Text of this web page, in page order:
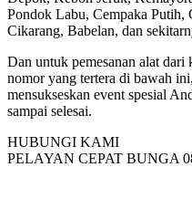
Pondok Labu, Cempaka Putih,
Cikarang, Babelan, dan
Dan untuk pemesanan alat
nomor yang tertera di bawah
mensukseskan event spesial
sampai selesai.
HUBUNGI KAMI
PELAYAN CEPAT BUNGA